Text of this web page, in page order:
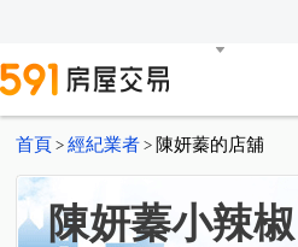
首頁 > 經紀業者 > 陳妍蓁的店舖
陳妍蓁小辣椒